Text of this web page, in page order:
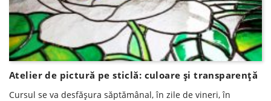
Atelier de pictură pe sticlă: culoare și transparență
Cursul se va desfăşura săptămânal, în zile de vineri, în